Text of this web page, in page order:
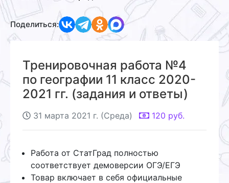
Поделиться:
Тренировочная работа №4
по географии 11 класс 2020-
2021 гг. (задания и ответы)
31 марта 2021 г. (Среда) 120 руб.
Работа от СтатГрад полностью
соответствует демоверсии ОГЭ/ЕГЭ
Товар включает в себя официальные